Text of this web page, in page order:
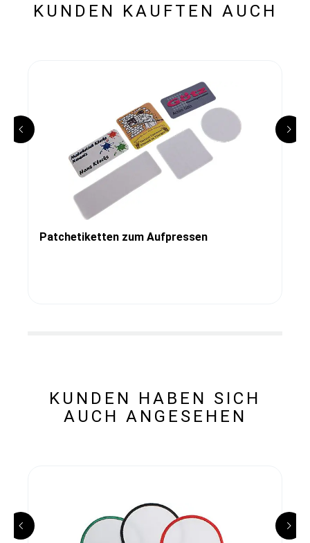
KUNDEN KAUFTEN AUCH
Patchetiketten zum Aufpressen
KUNDEN HABEN SICH
AUCH ANGESEHEN